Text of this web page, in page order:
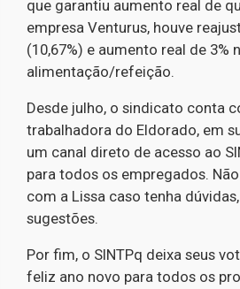
que garantiu aumento real de
empresa Venturus, houve
(10,67%) e aumento real de 3%
alimentação/refeição.
Desde julho, o sindicato conta
trabalhadora do Eldorado, em
um canal direto de acesso ao
para todos os empregados.
com a Lissa caso tenha
sugestões.
Por fim, o SINTPq deixa seus
feliz ano novo para todos os